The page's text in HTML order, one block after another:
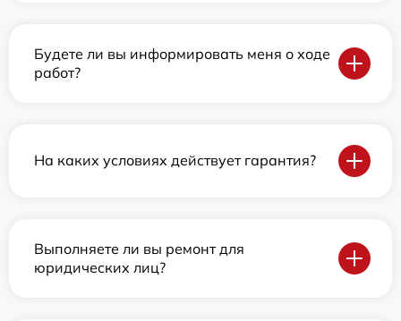
Будете ли вы информировать меня о ходе
работ?
На каких условиях действует гарантия?
Выполняете ли вы ремонт для
юридических лиц?